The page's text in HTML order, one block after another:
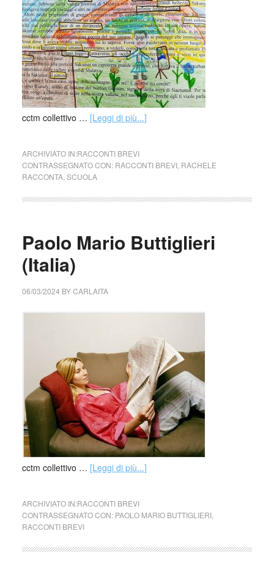
cctm collettivo … [Leggi di più...]
ARCHIVIATO IN:RACCONTI BREVI
CONTRASSEGNATO CON: RACCONTI BREVI, RACHELE
RACCONTA, SCUOLA
Paolo Mario Buttiglieri
(Italia)
06/03/2024 BYCARLAITA
cctm collettivo … [Leggi di più...]
ARCHIVIATO IN:RACCONTI BREVI
CONTRASSEGNATO CON: PAOLO MARIO BUTTIGLIERI,
RACCONTI BREVI